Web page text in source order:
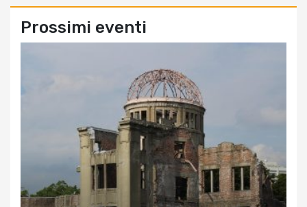
Prossimi eventi